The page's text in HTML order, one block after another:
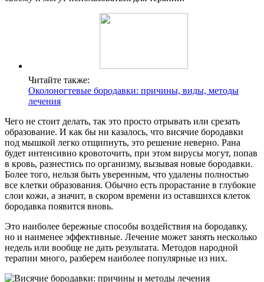
Читайте также:
Околоногтевые бородавки: причины, виды, методы
лечения
Чего не стоит делать, так это просто отрывать или срезать
образование. И как бы ни казалось, что висячие бородавки
под мышкой легко отщипнуть, это решение неверно. Рана
будет интенсивно кровоточить, при этом вирусы могут, попав
в кровь, разнестись по организму, вызывая новые бородавки.
Более того, нельзя быть уверенным, что удалены полностью
все клетки образования. Обычно есть прорастание в глубокие
слои кожи, а значит, в скором времени из оставшихся клеток
бородавка появится вновь.
Это наиболее бережные способы воздействия на бородавку,
но и наименее эффективные. Лечение может занять несколько
недель или вообще не дать результата. Методов народной
терапии много, разберем наиболее популярные из них.